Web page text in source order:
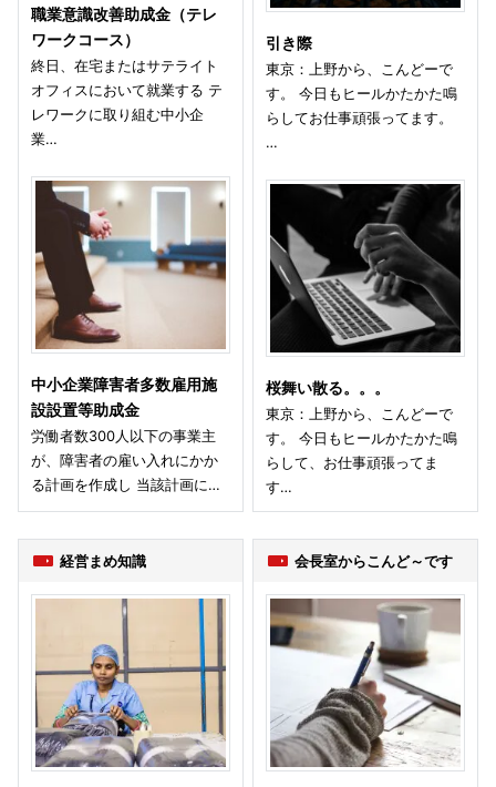
職業意識改善助成金（テレ
ワークコース）
終日、在宅またはサテライト
オフィスにおいて就業する テ
レワークに取り組む中小企
業…
中小企業障害者多数雇用施
設設置等助成金
労働者数300人以下の事業主
が、障害者の雇い入れにかか
る計画を作成し 当該計画に…
引き際
東京：上野から、こんどーで
す。 今日もヒールかたかた鳴
らしてお仕事頑張ってます。
…
桜舞い散る。。。
東京：上野から、こんどーで
す。 今日もヒールかたかた鳴
らして、お仕事頑張ってま
す…
経営まめ知識 会長室からこんど～です